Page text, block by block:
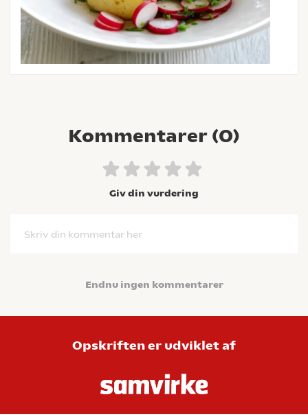
Kommentarer (0)
Giv din vurdering
Skriv din kommentar her
Endnu ingen kommentarer
Opskriften er udviklet af